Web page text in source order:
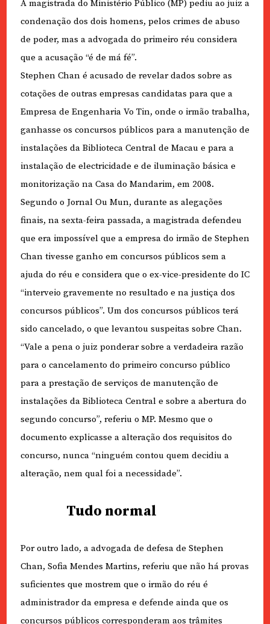
A magistrada do Ministério Público (MP) pediu ao juiz a
condenação dos dois homens, pelos crimes de abuso
de poder, mas a advogada do primeiro réu considera
que a acusação “é de má fé”.
Stephen Chan é acusado de revelar dados sobre as
cotações de outras empresas candidatas para que a
Empresa de Engenharia Vo Tin, onde o irmão trabalha,
ganhasse os concursos públicos para a manutenção de
instalações da Biblioteca Central de Macau e para a
instalação de electricidade e de iluminação básica e
monitorização na Casa do Mandarim, em 2008.
Segundo o Jornal Ou Mun, durante as alegações
finais, na sexta-feira passada, a magistrada defendeu
que era impossível que a empresa do irmão de Stephen
Chan tivesse ganho em concursos públicos sem a
ajuda do réu e considera que o ex-vice-presidente do IC
“interveio gravemente no resultado e na justiça dos
concursos públicos”. Um dos concursos públicos terá
sido cancelado, o que levantou suspeitas sobre Chan.
“Vale a pena o juiz ponderar sobre a verdadeira razão
para o cancelamento do primeiro concurso público
para a prestação de serviços de manutenção de
instalações da Biblioteca Central e sobre a abertura do
segundo concurso”, referiu o MP. Mesmo que o
documento explicasse a alteração dos requisitos do
concurso, nunca “ninguém contou quem decidiu a
alteração, nem qual foi a necessidade”.
Tudo normal
Por outro lado, a advogada de defesa de Stephen
Chan, Sofia Mendes Martins, referiu que não há provas
suficientes que mostrem que o irmão do réu é
administrador da empresa e defende ainda que os
concursos públicos corresponderam aos trâmites